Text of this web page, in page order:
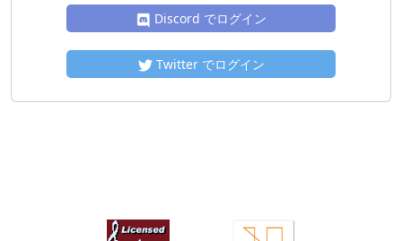
Discord でログイン
Twitter でログイン